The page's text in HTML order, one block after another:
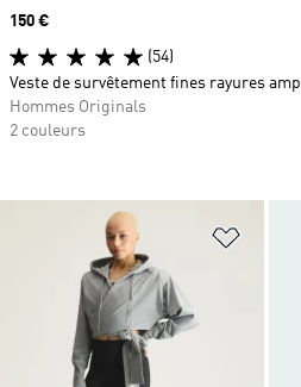
Prix
150 €
(54)
Veste de survêtement fines rayures
Hommes Originals
2 couleurs